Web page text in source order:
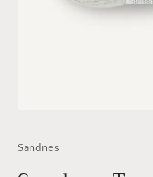
Modal
Sandnes